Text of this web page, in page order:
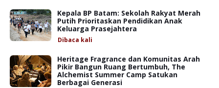
Kepala BP Batam: Sekolah Rakyat Merah
Putih Prioritaskan Pendidikan Anak
Keluarga Prasejahtera
Dibaca kali
Heritage Fragrance dan Komunitas Arah
Pikir Bangun Ruang Bertumbuh, The
Alchemist Summer Camp Satukan
Berbagai Generasi